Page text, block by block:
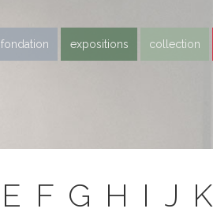
fondation expositions collection
E F G H I J K